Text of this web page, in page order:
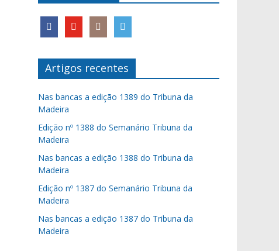
Artigos recentes
Nas bancas a edição 1389 do Tribuna da
Madeira
Edição nº 1388 do Semanário Tribuna da
Madeira
Nas bancas a edição 1388 do Tribuna da
Madeira
Edição nº 1387 do Semanário Tribuna da
Madeira
Nas bancas a edição 1387 do Tribuna da
Madeira